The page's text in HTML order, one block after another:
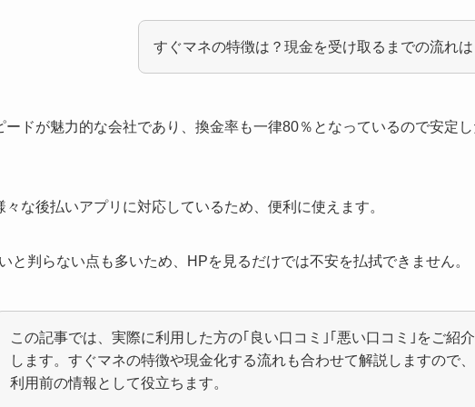
すぐマネの特徴は？現金を受け取るまでの流れは
ドが魅力的な会社であり、換金率も一律80％となっているので安定
な後払いアプリに対応しているため、便利に使えます。
と判らない点も多いため、HPを見るだけでは不安を払拭できません。
この記事では、実際に利用した方の｢良い口コミ｣｢悪い口コミ｣をご紹介
します。すぐマネの特徴や現金化する流れも合わせて解説しますので、
利用前の情報として役立ちます。